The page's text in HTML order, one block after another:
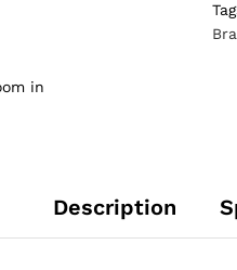
in
Description